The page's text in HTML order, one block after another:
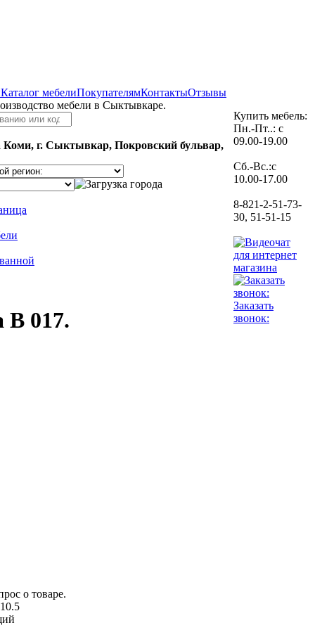
Каталог мебелиПокупателямКонтактыОтзывы
мебели в Сыктывкаре.
Коми, г. Сыктывкар, Покровский бульвар,
В 017.
Купить мебель:
Пн.-Пт..: с
09.00-19.00
Сб.-Вс.:с
10.00-17.00
8-821-2-51-73-
30, 51-51-15
Заказать
звонок:
10.5